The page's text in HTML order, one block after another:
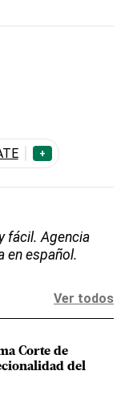
+
fácil. Agencia
en español.
Ver todos
Corte de
del